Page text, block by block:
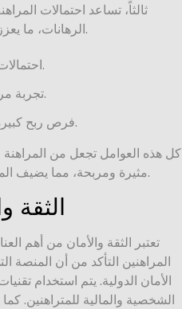
ثالثاً، تساعد احتمالات
الرهانات، ما يعزز تجربة المتعة والإثارة أثناء المباراة.
احتمالات مرنة تعكس الأداء الفعلي للفرق.
تجربة مراهنة آمنة مع خيارات دفع مبتكرة.
فرص ربح كبيرة في حالة اتخاذ قرارات مدروسة.
كل هذه العوامل تجعل من المراهنة
مثيرة ومربحة، مما يضيف المزيد من الإثارة إلى الحدث الرياضي.
الثقة
تعتبر الثقة والأمان من أهم
المراهنين التأكد من أن المنصة
الأمان الدولية. يتم استخدام
الشخصية والمالية للمتراهنين.